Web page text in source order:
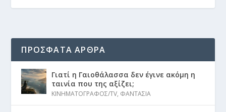
ΠΡΟΣΦΑΤΑ ΑΡΘΡΑ
Γιατί η Γαιοθάλασσα δεν έγινε ακόμη η
ταινία που της αξίζει;
ΚΙΝΗΜΑΤΟΓΡΑΦΟΣ/TV, ΦΑΝΤΑΣΙΑ